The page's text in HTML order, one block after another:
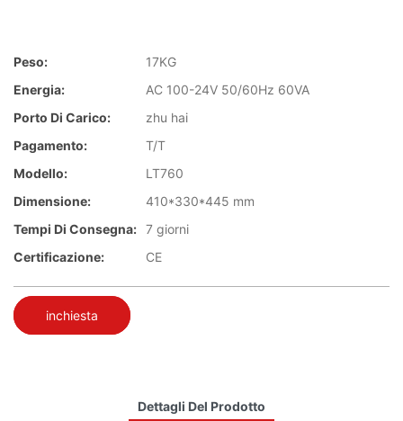
Peso:
17KG
Energia:
AC 100-24V 50/60Hz 60VA
Porto Di Carico:
zhu hai
Pagamento:
T/T
Modello:
LT760
Dimensione:
410*330*445 mm
Tempi Di Consegna: 7 giorni
Certificazione:
CE
inchiesta
Dettagli Del Prodotto